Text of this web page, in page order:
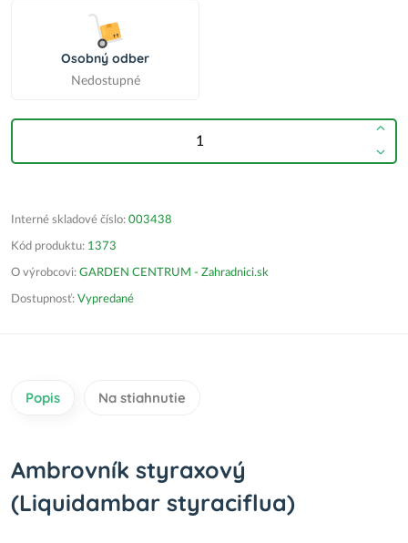
Osobný odber
Nedostupné
Interné skladové číslo: 003438
Kód produktu: 1373
O výrobcovi: GARDEN CENTRUM - Zahradnici.sk
Dostupnosť: Vypredané
Popis Na stiahnutie
Ambrovník styraxový
(Liquidambar styraciflua)